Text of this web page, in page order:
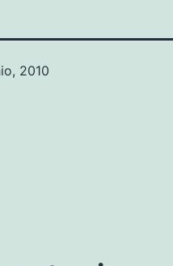
2010